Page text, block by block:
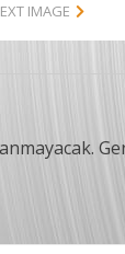
IMAGE